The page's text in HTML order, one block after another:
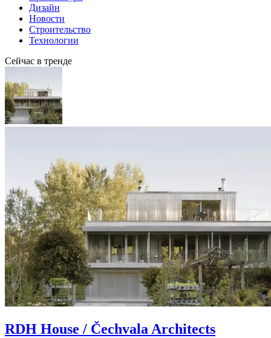
Дизайн
Новости
Строительство
Технологии
Сейчас в тренде
RDH House / Čechvala Architects